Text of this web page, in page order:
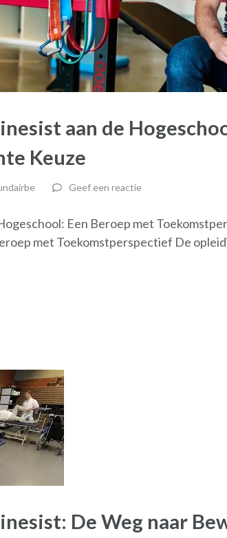
aan de
Keuze
Geef een reactie
Een Beroep met
met Toekomstperspectief De
De Weg naar